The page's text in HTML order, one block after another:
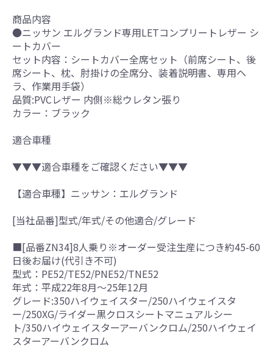
商品内容
●ニッサン エルグランド専用LETコンプリートレザー シ
ートカバー
セット内容：シートカバー全席セット（前席シート、後
席シート、枕、肘掛けの全席分、装着説明書、専用ヘ
ラ、作業用手袋）
品質:PVCレザー 内側※総ウレタン張り
カラー：ブラック
適合車種
▼▼▼適合車種をご確認ください▼▼▼
【適合車種】ニッサン：エルグランド
[当社品番]型式/年式/その他適合/グレード
■[品番ZN34]8人乗り※オーダー受注生産につき約45-60
日後お届け(代引き不可)
型式：PE52/TE52/PNE52/TNE52
年式：平成22年8月～25年12月
グレード:350ハイウェイスター/250ハイウェイスタ
ー/250XG/ライダー黒クロスシートマニュアルシー
ト/350ハイウェイスターアーバンクロム/250ハイウェイ
スターアーバンクロム